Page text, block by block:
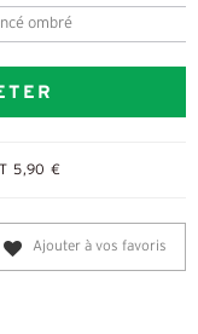
ombré
5,90 €
Ajouter à vos favoris